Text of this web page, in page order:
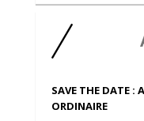
SAVE THE DATE :
ORDINAIRE